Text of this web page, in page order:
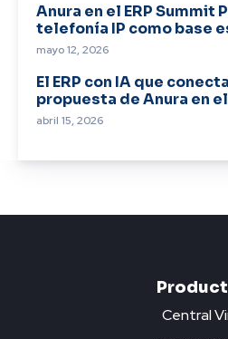
Anura en el ERP Summit
telefonía IP como base
mayo 12, 2026
El ERP con IA que
propuesta de Anura en
abril 15, 2026
Central